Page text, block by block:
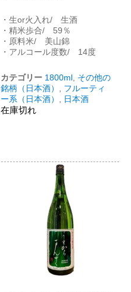
・生or火入れ/ 生酒
・精米歩合/ 59％
・原料米/ 美山錦
・アルコール度数/ 14度
カテゴリー 1800ml, その他の
銘柄（日本酒）
フルーティ
ー系（日本酒）
日本酒
在庫切れ